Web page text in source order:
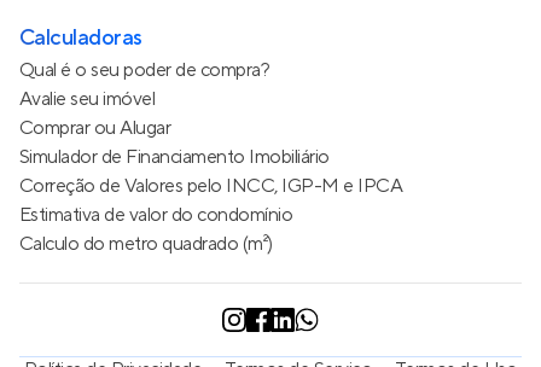
Calculadoras
Qual é o seu poder de compra?
Avalie seu imóvel
Comprar ou Alugar
Simulador de Financiamento Imobiliário
Correção de Valores pelo INCC, IGP-M e IPCA
Estimativa de valor do condomínio
Calculo do metro quadrado (m²)